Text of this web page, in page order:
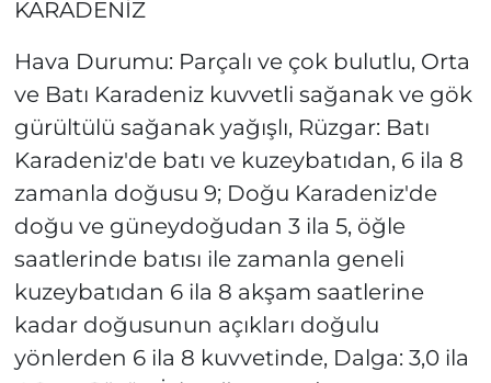
KARADENİZ
Hava Durumu: Parçalı ve çok bulutlu, Orta
ve Batı Karadeniz kuvvetli sağanak ve gök
gürültülü sağanak yağışlı, Rüzgar: Batı
Karadeniz'de batı ve kuzeybatıdan, 6 ila 8
zamanla doğusu 9; Doğu Karadeniz'de
doğu ve güneydoğudan 3 ila 5, öğle
saatlerinde batısı ile zamanla geneli
kuzeybatıdan 6 ila 8 akşam saatlerine
kadar doğusunun açıkları doğulu
yönlerden 6 ila 8 kuvvetinde, Dalga: 3,0 ila